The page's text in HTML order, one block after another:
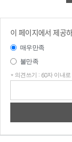
이 페이지에서 제공
매우만족
불만족
* 의견쓰기 : 60자 이내